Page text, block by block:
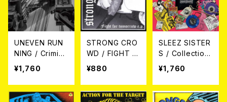
UNEVEN RUN
NING / Crimina
l Elegy CD
¥1,760
STRONG CRO
WD / FIGHT F
OR TOMORRO
¥880
SLEEZ SISTER
S / Collection
CD
¥1,760